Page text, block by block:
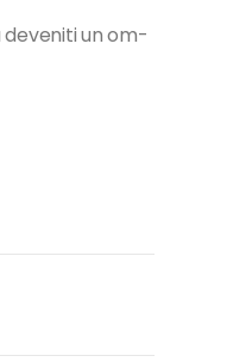
deveniti un om-